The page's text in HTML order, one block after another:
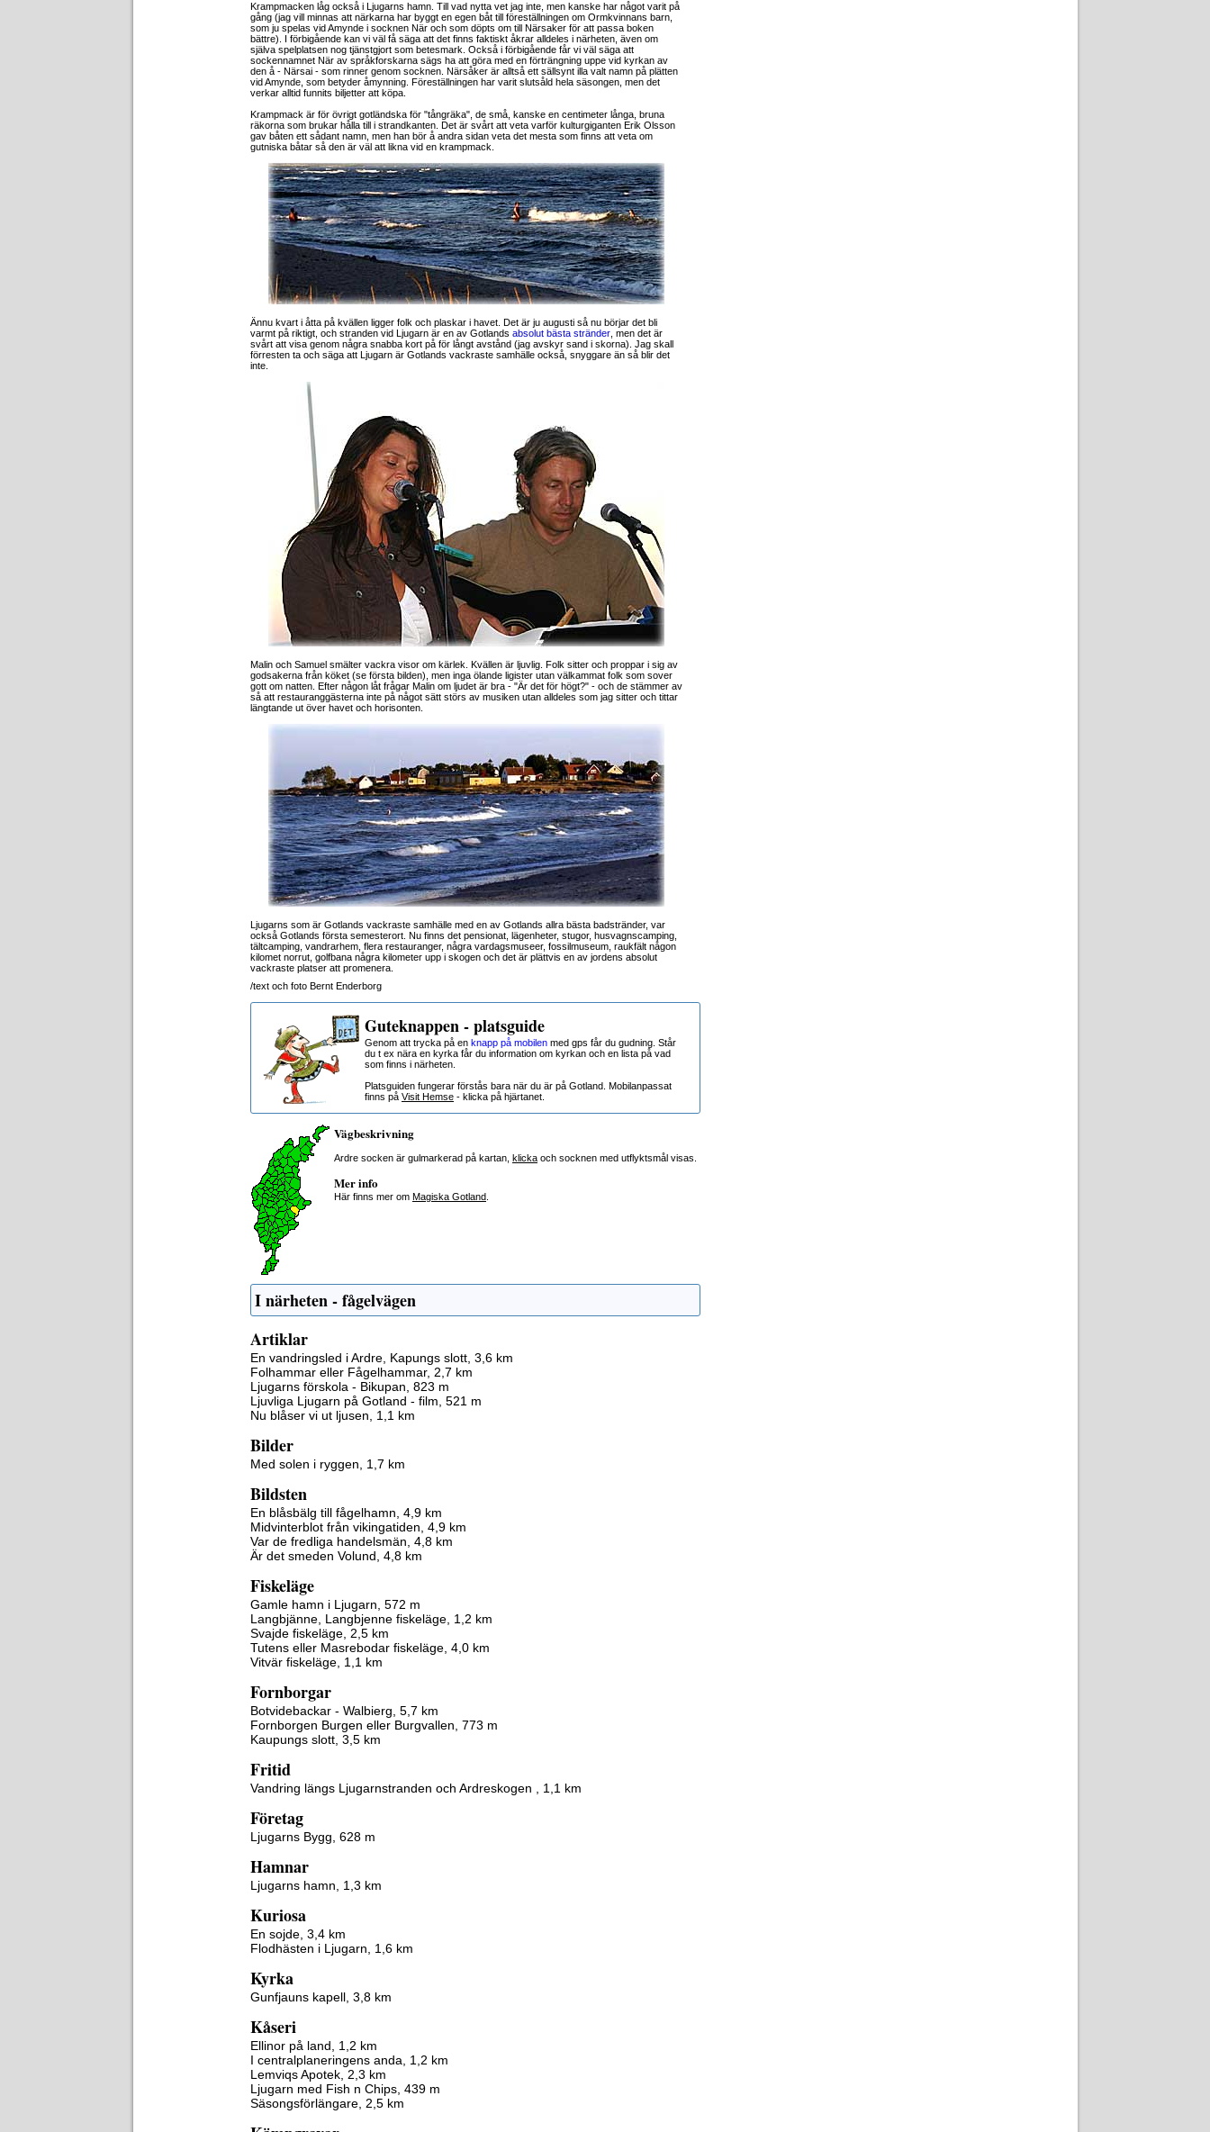
Krampmacken låg också i Ljugarns hamn. Till vad nytta vet jag inte, men kanske har något varit på
gång (jag vill minnas att närkarna har byggt en egen båt till föreställningen om Ormkvinnans barn,
som ju spelas vid Amynde i socknen När och som döpts om till Närsaker för att passa boken
bättre). I förbigående kan vi väl få säga att det finns faktiskt åkrar alldeles i närheten, även om
själva spelplatsen nog tjänstgjort som betesmark. Också i förbigående får vi väl säga att
sockennamnet När av språkforskarna sägs ha att göra med en förträngning uppe vid kyrkan av
den å - Närsai - som rinner genom socknen. Närsåker är alltså ett sällsynt illa valt namn på plätten
vid Amynde, som betyder åmynning. Föreställningen har varit slutsåld hela säsongen, men det
verkar alltid funnits biljetter att köpa.
Krampmack är för övrigt gotländska för "tångräka", de små, kanske en centimeter långa, bruna
räkorna som brukar hålla till i strandkanten. Det är svårt att veta varför kulturgiganten Erik Olsson
gav båten ett sådant namn, men han bör å andra sidan veta det mesta som finns att veta om
gutniska båtar så den är väl att likna vid en krampmack.
Ännu kvart i åtta på kvällen ligger folk och plaskar i havet. Det är ju augusti så nu börjar det bli
varmt på riktigt, och stranden vid Ljugarn är en av Gotlands absolut bästa stränder , men det är
svårt att visa genom några snabba kort på för långt avstånd (jag avskyr sand i skorna). Jag skall
förresten ta och säga att Ljugarn är Gotlands vackraste samhälle också, snyggare än så blir det
inte.
Malin och Samuel smälter vackra visor om kärlek. Kvällen är ljuvlig. Folk sitter och proppar i sig av
godsakerna från köket (se första bilden), men inga ölande ligister utan välkammat folk som sover
gott om natten. Efter någon låt frågar Malin om ljudet är bra - "Är det för högt?" - och de stämmer av
så att restauranggästerna inte på något sätt störs av musiken utan alldeles som jag sitter och tittar
längtande ut över havet och horisonten.
Ljugarns som är Gotlands vackraste samhälle med en av Gotlands allra bästa badstränder, var
också Gotlands första semesterort. Nu finns det pensionat, lägenheter, stugor, husvagnscamping,
tältcamping, vandrarhem, flera restauranger, några vardagsmuseer, fossilmuseum, raukfält någon
kilomet norrut, golfbana några kilometer upp i skogen och det är plättvis en av jordens absolut
vackraste platser att promenera.
/text och foto Bernt Enderborg
Guteknappen - platsguide
Genom att trycka på en knapp på mobilen med gps får du gudning. Står
du t ex nära en kyrka får du information om kyrkan och en lista på vad
som finns i närheten.
Platsguiden fungerar förstås bara när du är på Gotland. Mobilanpassat
finns på Visit Hemse - klicka på hjärtanet.
Vägbeskrivning
Ardre socken är gulmarkerad på kartan, klicka och socknen med utflyktsmål visas.
Mer info
Här finns mer om Magiska Gotland
I närheten - fågelvägen
Artiklar
En vandringsled i Ardre, Kapungs slott, 3,6 km
Folhammar eller Fågelhammar, 2,7 km
Ljugarns förskola - Bikupan, 823 m
Ljuvliga Ljugarn på Gotland - film, 521 m
Nu blåser vi ut ljusen, 1,1 km
Bilder
Med solen i ryggen, 1,7 km
Bildsten
En blåsbälg till fågelhamn, 4,9 km
Midvinterblot från vikingatiden, 4,9 km
Var de fredliga handelsmän, 4,8 km
Är det smeden Volund, 4,8 km
Fiskeläge
Gamle hamn i Ljugarn, 572 m
Langbjänne, Langbjenne fiskeläge, 1,2 km
Svajde fiskeläge, 2,5 km
Tutens eller Masrebodar fiskeläge, 4,0 km
Vitvär fiskeläge, 1,1 km
Fornborgar
Botvidebackar - Walbierg, 5,7 km
Fornborgen Burgen eller Burgvallen, 773 m
Kaupungs slott, 3,5 km
Fritid
Vandring längs Ljugarnstranden och Ardreskogen , 1,1 km
Företag
Ljugarns Bygg, 628 m
Hamnar
Ljugarns hamn, 1,3 km
Kuriosa
En sojde, 3,4 km
Flodhästen i Ljugarn, 1,6 km
Kyrka
Gunfjauns kapell, 3,8 km
Kåseri
Ellinor på land, 1,2 km
I centralplaneringens anda, 1,2 km
Lemviqs Apotek, 2,3 km
Ljugarn med Fish n Chips, 439 m
Säsongsförlängare, 2,5 km